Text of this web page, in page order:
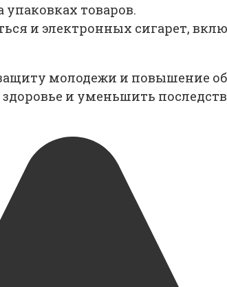
товаров.
и электронных сигарет,
молодежи и повышение
и уменьшить